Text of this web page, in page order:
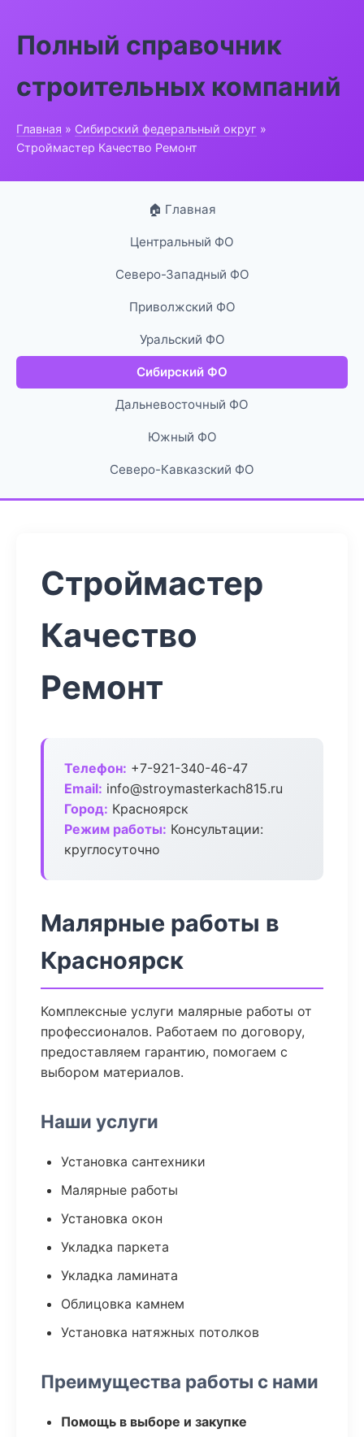
Полный справочник
строительных компаний
Главная » Сибирский федеральный округ »
Строймастер Качество Ремонт
🏠 Главная
Центральный ФО
Северо-Западный ФО
Приволжский ФО
Уральский ФО
Сибирский ФО
Дальневосточный ФО
Южный ФО
Северо-Кавказский ФО
Строймастер
Качество
Ремонт
Телефон: +7-921-340-46-47
Email: info@stroymasterkach815.ru
Город: Красноярск
Режим работы: Консультации:
круглосуточно
Малярные работы в
Красноярск
Комплексные услуги малярные работы от
профессионалов. Работаем по договору,
предоставляем гарантию, помогаем с
выбором материалов.
Наши услуги
Установка сантехники
Малярные работы
Установка окон
Укладка паркета
Укладка ламината
Облицовка камнем
Установка натяжных потолков
Преимущества работы с нами
Помощь в выборе и закупке